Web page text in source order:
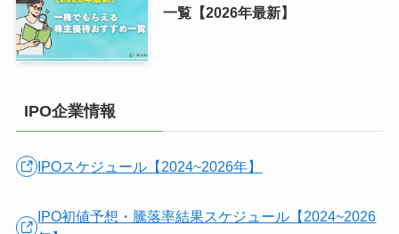
一覧【2026年最新】
IPO企業情報
IPOスケジュール【2024~2026年】
IPO初値予想・騰落率結果スケジュール【2024~2026